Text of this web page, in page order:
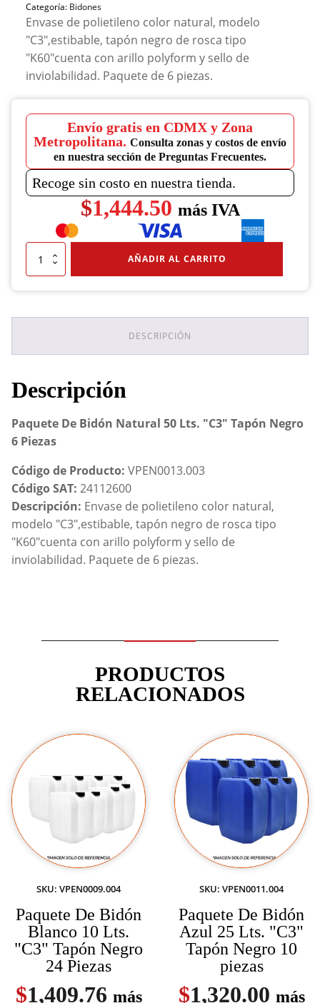
Categoría: Bidones
Envase de polietileno color natural, modelo
"C3",estibable, tapón negro de rosca tipo
"K60"cuenta con arillo polyform y sello de
inviolabilidad. Paquete de 6 piezas.
Envío gratis en CDMX y Zona
Metropolitana. Consulta zonas y costos de envío
en nuestra sección de Preguntas Frecuentes.
Recoge sin costo en nuestra tienda.
$1,444.50 más IVA
Paquete
Natural
Piezas
AÑADIR AL CARRITO
DESCRIPCIÓN
Descripción
Paquete De Bidón Natural 50 Lts. "C3" Tapón Negro
6 Piezas
Código de Producto: VPEN0013.003
Código SAT: 24112600
Descripción: Envase de polietileno color natural,
modelo "C3",estibable, tapón negro de rosca tipo
"K60"cuenta con arillo polyform y sello de
inviolabilidad. Paquete de 6 piezas.
PRODUCTOS
RELACIONADOS
SKU: VPEN0009.004
Paquete De Bidón
Blanco 10 Lts.
"C3" Tapón Negro
24 Piezas
$1,409.76 más
SKU: VPEN0011.004
Paquete De Bidón
Azul 25 Lts. "C3"
Tapón Negro 10
piezas
$1,320.00 más